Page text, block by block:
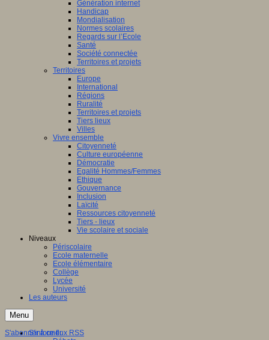
Génération internet
Handicap
Mondialisation
Normes scolaires
Regards sur l’Ecole
Santé
Société connectée
Territoires et projets
Territoires
Europe
International
Régions
Ruralité
Territoires et projets
Tiers lieux
Villes
Vivre ensemble
Citoyenneté
Culture européenne
Démocratie
Egalité Hommes/Femmes
Ethique
Gouvernance
Inclusion
Laïcité
Ressources citoyenneté
Tiers - lieux
Vie scolaire et sociale
Niveaux
Périscolaire
Ecole maternelle
Ecole élémentaire
Collège
Lycée
Université
Les auteurs
Menu
S'informer
S'abonner à ce flux RSS